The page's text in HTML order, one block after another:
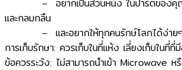
– อยากเป็นส่วนหนึ่ง ในปาร์ตี้ของคุณ
และกลมกลืน
– และอยากให้ทุกคนรักษ์โลกได้ง่ายๆใ
การเก็บรักษา: ควรเก็บในที่แห้ง เลี่ยงเก็บในที่
ข้อควรระวัง: ไม่สามารถนำเข้า Microwave